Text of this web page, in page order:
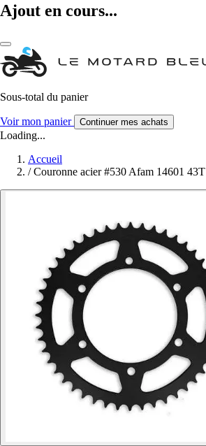
Ajout en cours...
Sous-total du panier
Voir mon panier Continuer mes achats
Loading...
Accueil
/ Couronne acier #530 Afam 14601 43T